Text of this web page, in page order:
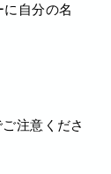
自分の名
注意くださ